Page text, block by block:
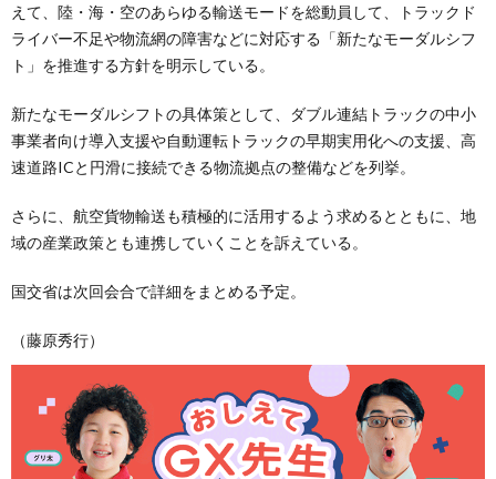
えて、陸・海・空のあらゆる輸送モードを総動員して、トラックド
ライバー不足や物流網の障害などに対応する「新たなモーダルシフ
ト」を推進する方針を明示している。
新たなモーダルシフトの具体策として、ダブル連結トラックの中小
事業者向け導入支援や自動運転トラックの早期実用化への支援、高
速道路ICと円滑に接続できる物流拠点の整備などを列挙。
さらに、航空貨物輸送も積極的に活用するよう求めるとともに、地
域の産業政策とも連携していくことを訴えている。
国交省は次回会合で詳細をまとめる予定。
（藤原秀行）